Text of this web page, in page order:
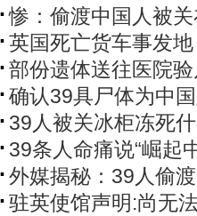
惨：偷渡中国人被
英国死亡货车事发
部份遗体送往医院
确认39具尸体为中
39人被关冰柜冻死
39条人命痛说“崛起
外媒揭秘：39人偷
驻英使馆声明:尚无